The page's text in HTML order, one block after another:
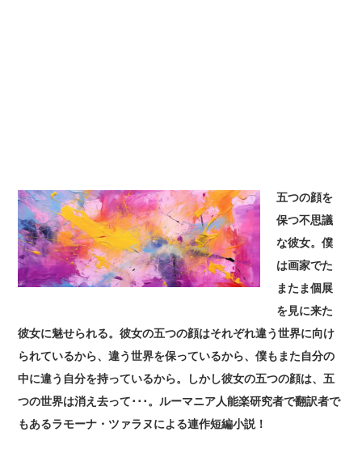
五つの顔を
保つ不思議
な彼女。僕
は画家でた
またま個展
を見に来た
彼女に魅せられる。彼女の五つの顔はそれぞれ違う世界に向け
られているから、違う世界を保っているから、僕もまた自分の
中に違う自分を持っているから。しかし彼女の五つの顔は、五
つの世界は消え去って･･･。ルーマニア人能楽研究者で翻訳者で
もあるラモーナ・ツァラヌによる連作短編小説！